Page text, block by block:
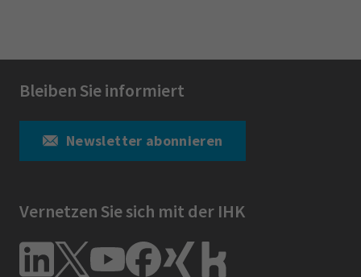
Bleiben Sie informiert
Newsletter abonnieren
Vernetzen Sie sich mit der IHK